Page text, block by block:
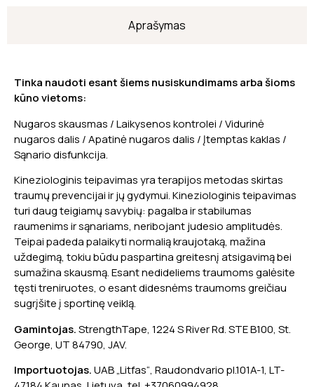
Aprašymas
Tinka naudoti esant šiems nusiskundimams arba šioms
kūno vietoms:
Nugaros skausmas / Laikysenos kontrolei / Vidurinė
nugaros dalis / Apatinė nugaros dalis / Įtemptas kaklas /
Sąnario disfunkcija.
Kineziologinis teipavimas yra terapijos metodas skirtas
traumų prevencijai ir jų gydymui. Kineziologinis teipavimas
turi daug teigiamų savybių: pagalba ir stabilumas
raumenims ir sąnariams, neribojant judesio amplitudės.
Teipai padeda palaikyti normalią kraujotaką, mažina
uždegimą, tokiu būdu paspartina greitesnį atsigavimą bei
sumažina skausmą. Esant nedideliems traumoms galėsite
tęsti treniruotes, o esant didesnėms traumoms greičiau
sugrįšite į sportinę veiklą.
Gamintojas.StrengthTape, 1224 S River Rd. STE B100, St.
George, UT 84790, JAV.
Importuotojas.UAB „Litfas“, Raudondvario pl.101A-1, LT-